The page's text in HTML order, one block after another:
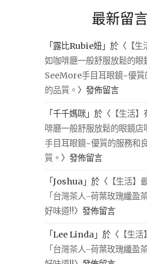
最新留言
「 露比Rubie妞 」於〈 【
如咖啡廳一般舒服放鬆的眼
SeeMore手目耳眼鏡~優質
的品質。 〉發佈留言
「千千媽咪 」於〈 【生活
啡廳一般舒服放鬆的眼鏡
手目耳眼鏡~優質的服務和
質。 〉發佈留言
「Joshua 」於〈 【生活】
「台灣茶人-荷葉玫瑰纖盈
好味道!!〉發佈留言
「Lee Linda 」於〈 【生
「台灣茶人-荷葉玫瑰纖盈